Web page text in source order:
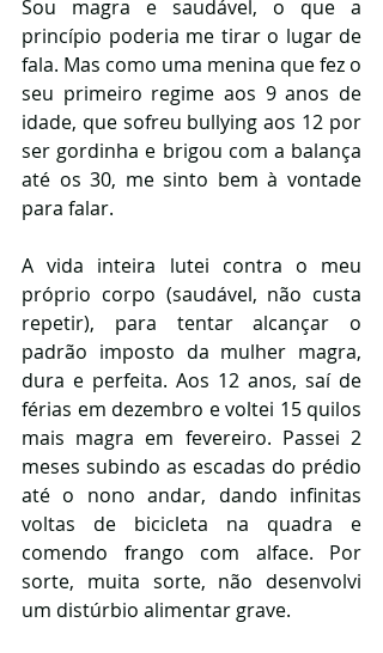
Sou magra e saudável, o que a
princípio poderia me tirar o lugar de
fala. Mas como uma menina que fez o
seu primeiro regime aos 9 anos de
idade, que sofreu bullying aos 12 por
ser gordinha e brigou com a balança
até os 30, me sinto bem à vontade
para falar.
A vida inteira lutei contra o meu
próprio corpo (saudável, não custa
repetir), para tentar alcançar o
padrão imposto da mulher magra,
dura e perfeita. Aos 12 anos, saí de
férias em dezembro e voltei 15 quilos
mais magra em fevereiro. Passei 2
meses subindo as escadas do prédio
até o nono andar, dando infinitas
voltas de bicicleta na quadra e
comendo frango com alface. Por
sorte, muita sorte, não desenvolvi
um distúrbio alimentar grave.